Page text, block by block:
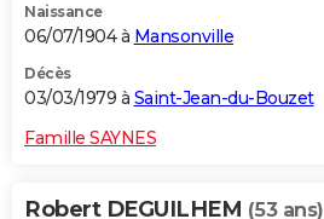
Naissance
06/07/1904 à Mansonville
Décès
03/03/1979 à Saint-Jean-du-Bouzet
Famille SAYNES
Robert DEGUILHEM (53 ans)